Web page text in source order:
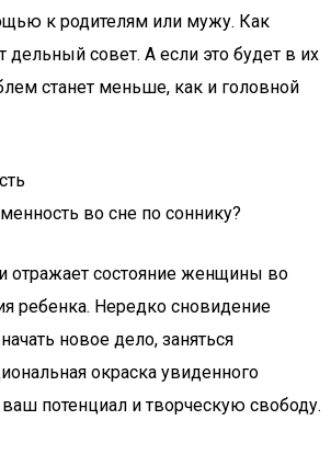
к родителям или мужу. Как
совет. А если это будет в их
станет меньше, как и головной
во сне по соннику?
отражает состояние женщины во
ребенка. Нередко сновидение
новое дело, заняться
окраска увиденного
потенциал и творческую свободу.